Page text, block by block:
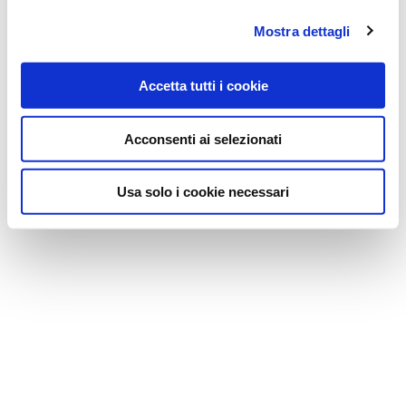
Mostra dettagli
Accetta tutti i cookie
Acconsenti ai selezionati
Usa solo i cookie necessari